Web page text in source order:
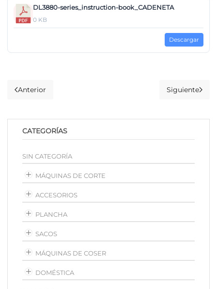
DL3880-series_instruction-book_CADENETA
0 KB
Descargar
Anterior Siguiente
CATEGORÍAS
SIN CATEGORÍA
MÁQUINAS DE CORTE
ACCESORIOS
PLANCHA
SACOS
MÁQUINAS DE COSER
DOMÉSTICA